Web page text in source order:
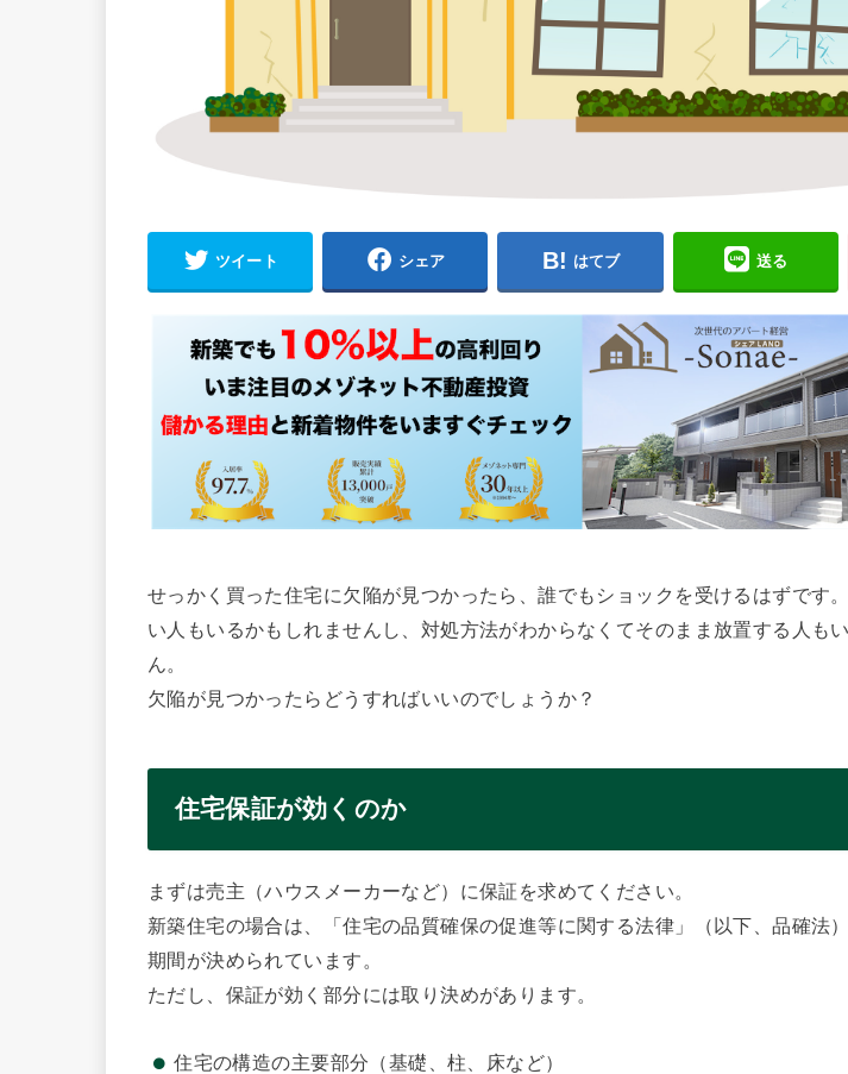
ツイート シェア はてブ 送る
せっかく買った住宅に欠陥が見つかったら、誰でもショックを受けるはずです
い人もいるかもしれませんし、対処方法がわからなくてそのまま放置する人も
ん。
欠陥が見つかったらどうすればいいのでしょうか？
住宅保証が効くのか
まずは売主（ハウスメーカーなど）に保証を求めてください。
新築住宅の場合は、「住宅の品質確保の促進等に関する法律」（以下、品確法
期間が決められています。
ただし、保証が効く部分には取り決めがあります。
住宅の構造の主要部分（基礎、柱、床など）